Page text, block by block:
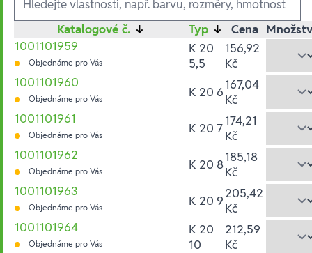
Katalogové č. ↓ Typ ↓ Cena
1001101959
Objednáme pro Vás
K 20
5,5
156,92
Kč
1001101960
Objednáme pro Vás K 20 6167,04
Kč
1001101961
Objednáme pro Vás K 20 7174,21
Kč
1001101962
Objednáme pro Vás K 20 8185,18
Kč
1001101963
Objednáme pro Vás K 20 9205,42
Kč
1001101964
Objednáme pro Vás
K 20
10
212,59
Kč